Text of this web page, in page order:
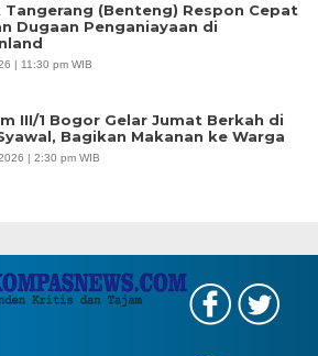
Tangerang (Benteng) Respon Cepat
Dugaan Penganiayaan di
| 11:30 pm WIB
III/1 Bogor Gelar Jumat Berkah di
Bagikan Makanan ke Warga
| 2:30 pm WIB